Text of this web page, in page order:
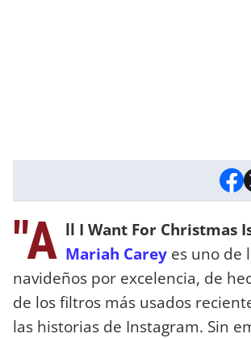
"A ll I Want For Christmas
Mariah Carey es uno de
navideños por excelencia, de
de los filtros más usados
las historias de Instagram. Sin